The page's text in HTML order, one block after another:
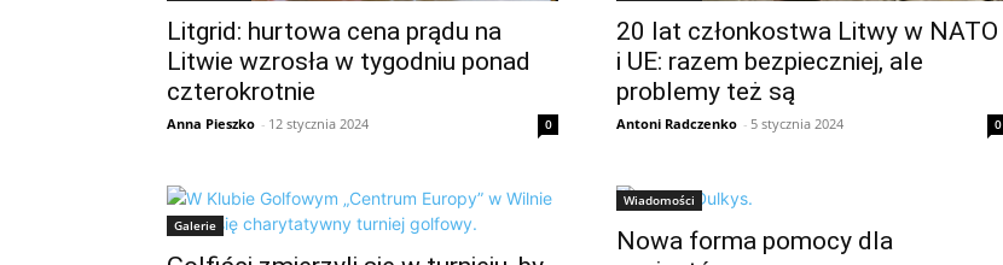
Litgrid: hurtowa cena prądu na
Litwie wzrosła w tygodniu ponad
czterokrotnie
Anna Pieszko - 12 stycznia 2024 0
20 lat członkostwa Litwy w NATO
i UE: razem bezpieczniej, ale
problemy też są
Antoni Radczenko - 5 stycznia 2024 0
Galerie
Wiadomości
Nowa forma pomocy dla